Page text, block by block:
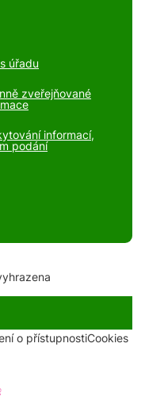
úřadu
zveřejňované
informací,
podání
o přístupnostiCookies